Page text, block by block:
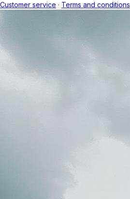
Customer service · Terms and conditions